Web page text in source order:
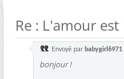
Re : L'amour
Envoyé par babygirl6971
bonjour !